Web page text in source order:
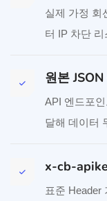
실제 가정 회
터 IP 차단
원본
API 엔드포
달해 데이터
x-cb-
표준 Header